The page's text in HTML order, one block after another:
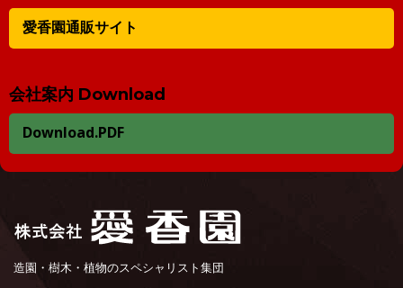
愛香園通販サイト
会社案内 Download
Download.PDF
造園・樹木・植物のスペシャリスト集団